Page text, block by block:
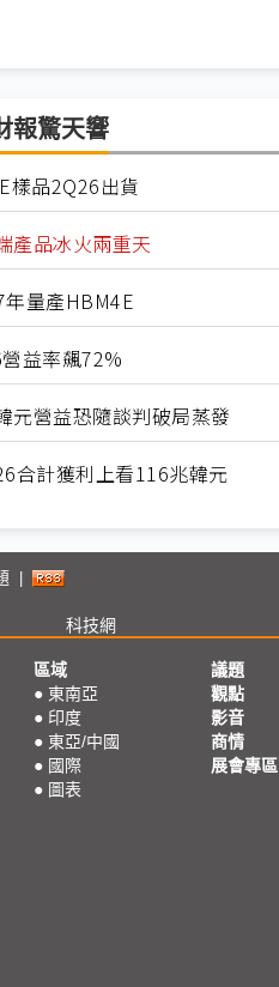
報驚天響
品2Q26出貨
品冰火兩重天
量產HBM4E
益率飆72%
營益恐隨談判破局蒸發
合計獲利上看116兆韓元
科技網
區域
● 東南亞
● 印度
● 東亞/中國
● 國際
● 圖表
議題
觀點
影音
商情
展會專區